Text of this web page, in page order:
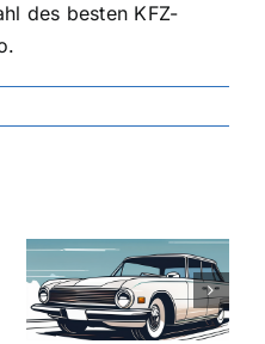
des besten KFZ-
Kfz-
Die besten
Angebote im